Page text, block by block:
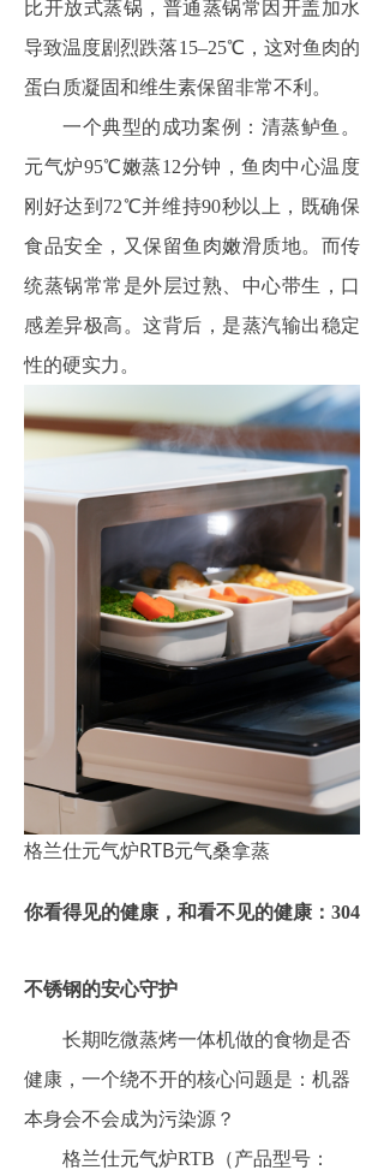
比开放式蒸锅，普通蒸锅常因开盖加水
导致温度剧烈跌落15–25℃，这对鱼肉的
蛋白质凝固和维生素保留非常不利。
一个典型的成功案例：清蒸鲈鱼。
元气炉95℃嫩蒸12分钟，鱼肉中心温度
刚好达到72℃并维持90秒以上，既确保
食品安全，又保留鱼肉嫩滑质地。而传
统蒸锅常常是外层过熟、中心带生，口
感差异极高。这背后，是蒸汽输出稳定
性的硬实力。
格兰仕元气炉RTB元气桑拿蒸
你看得见的健康，和看不见的健康：304
不锈钢的安心守护
长期吃微蒸烤一体机做的食物是否
健康，一个绕不开的核心问题是：机器
本身会不会成为污染源？
格兰仕元气炉RTB（产品型号：